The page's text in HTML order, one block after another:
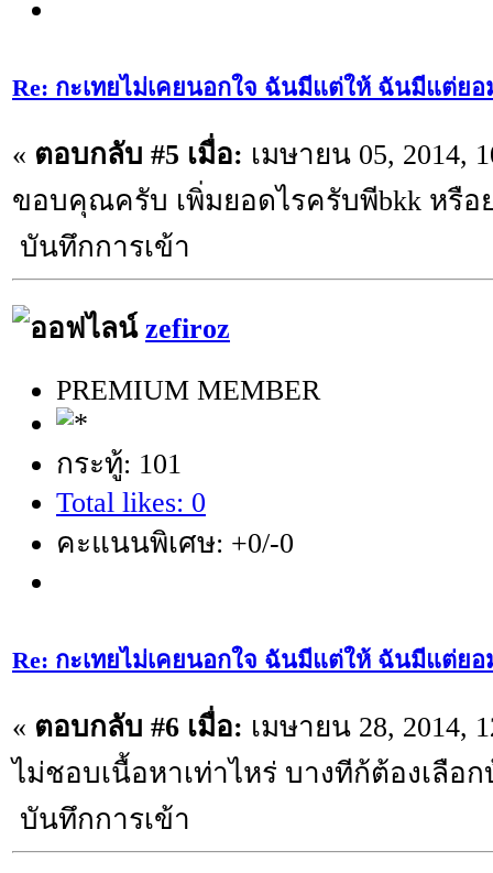
Re: กะเทยไม่เคยนอกใจ ฉันมีแต่ให้ ฉันมีแต่ยอ
« ตอบกลับ #5 เมื่อ: เมษายน 05, 2014,
ขอบคุณครับ เพิ่มยอดไรครับพีbkk หรือ
บันทึกการเข้า
zefiroz
PREMIUM MEMBER
กระทู้: 101
Total likes: 0
คะแนนพิเศษ: +0/-0
Re: กะเทยไม่เคยนอกใจ ฉันมีแต่ให้ ฉันมีแต่ยอ
« ตอบกลับ #6 เมื่อ: เมษายน 28, 2014,
ไม่ชอบเนื้อหาเท่าไหร่ บางทีก้ต้องเลือ
บันทึกการเข้า